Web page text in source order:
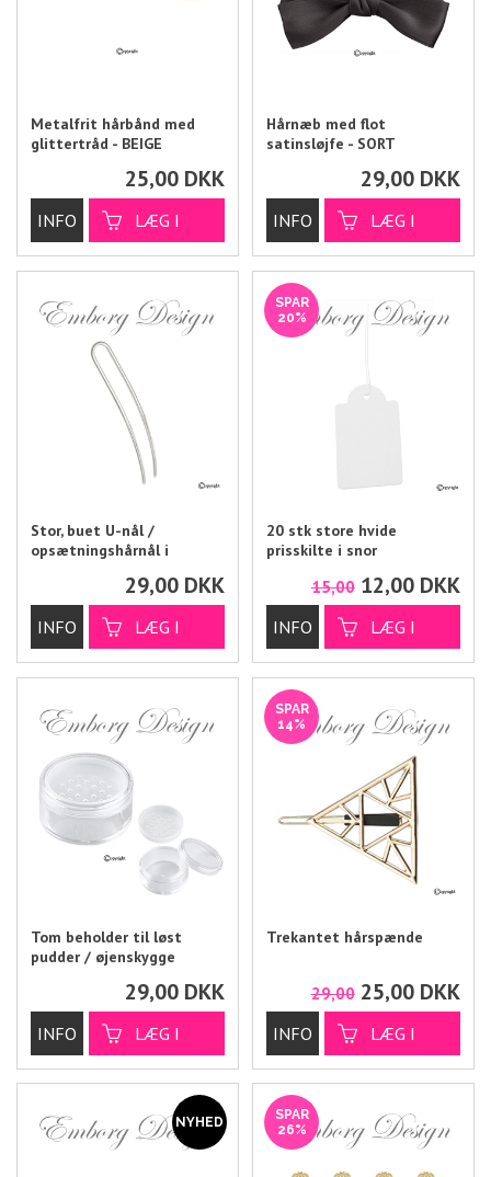
Metalfrit hårbånd med
glittertråd - BEIGE
25,00 DKK
Hårnæb med flot
satinsløjfe - SORT
29,00 DKK
Stor, buet U-nål /
opsætningshårnål i
29,00 DKK
SPAR
20%
20 stk store hvide
prisskilte i snor
15,00 12,00 DKK
Tom beholder til løst
pudder / øjenskygge
29,00 DKK
SPAR
14%
Trekantet hårspænde
29,00 25,00 DKK
SPAR
26%